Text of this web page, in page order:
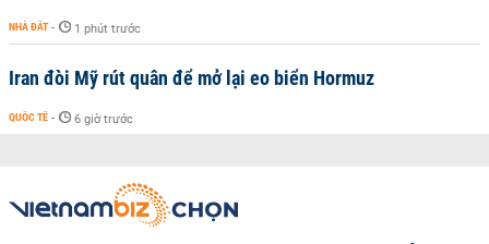
NHÀ ĐẤT - 1 phút trước
Iran đòi Mỹ rút quân để mở lại eo biển Hormuz
QUỐC TẾ - 6 giờ trước